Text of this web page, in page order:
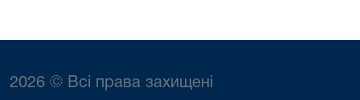
2026 © Всі права захищені